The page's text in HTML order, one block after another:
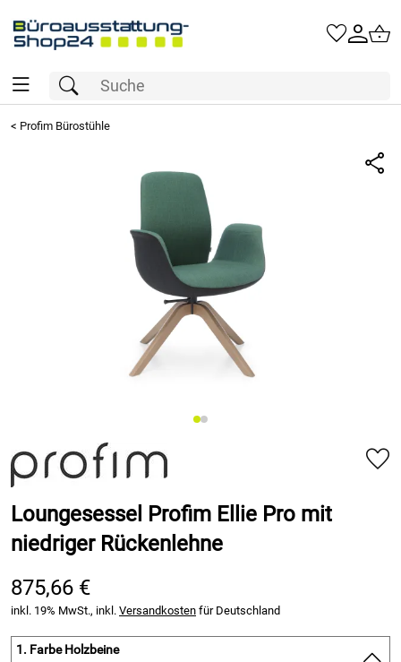
< Profim Bürostühle
Loungesessel Profim Ellie Pro mit
niedriger Rückenlehne
875,66 €
inkl. 19% MwSt., inkl. Versandkosten für Deutschland
1. Farbe Holzbeine